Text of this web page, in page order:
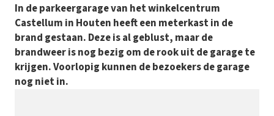
In de parkeergarage van het winkelcentrum
Castellum in Houten heeft een meterkast in de
brand gestaan. Deze is al geblust, maar de
brandweer is nog bezig om de rook uit de garage te
krijgen. Voorlopig kunnen de bezoekers de garage
nog niet in.